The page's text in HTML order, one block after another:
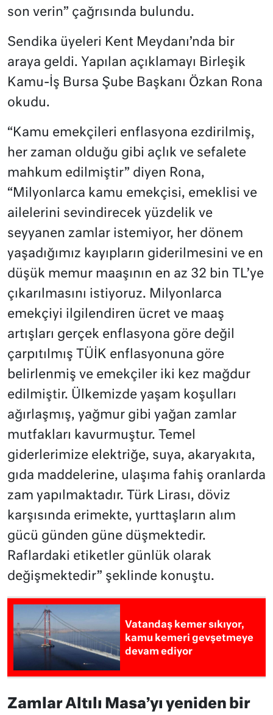
son verin” çağrısında bulundu.
Sendika üyeleri Kent Meydanı’nda bir
araya geldi. Yapılan açıklamayı Birleşik
Kamu-İş Bursa Şube Başkanı Özkan Rona
okudu.
“Kamu emekçileri enflasyona ezdirilmiş,
her zaman olduğu gibi açlık ve sefalete
mahkum edilmiştir” diyen Rona,
“Milyonlarca kamu emekçisi, emeklisi ve
ailelerini sevindirecek yüzdelik ve
seyyanen zamlar istemiyor, her dönem
yaşadığımız kayıpların giderilmesini ve en
düşük memur maaşının en az 32 bin TL’ye
çıkarılmasını istiyoruz. Milyonlarca
emekçiyi ilgilendiren ücret ve maaş
artışları gerçek enflasyona göre değil
çarpıtılmış TÜİK enflasyonuna göre
belirlenmiş ve emekçiler iki kez mağdur
edilmiştir. Ülkemizde yaşam koşulları
ağırlaşmış, yağmur gibi yağan zamlar
mutfakları kavurmuştur. Temel
giderlerimize elektriğe, suya, akaryakıta,
gıda maddelerine, ulaşıma fahiş oranlarda
zam yapılmaktadır. Türk Lirası, döviz
karşısında erimekte, yurttaşların alım
gücü günden güne düşmektedir.
Raflardaki etiketler günlük olarak
değişmektedir” şeklinde konuştu.
Vatandaş kemer sıkıyor,
kamu kemeri gevşetmeye
devam ediyor
Zamlar Altılı Masa’yı yeniden bir